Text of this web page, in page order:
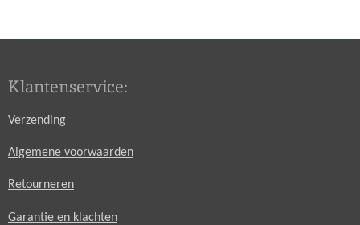
Klantenservice:
Verzending
Algemene voorwaarden
Retourneren
Garantie en klachten